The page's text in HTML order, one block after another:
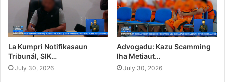
La Kumpri Notifikasaun
Tribunál, SIK…
July 30, 2026
Advogadu: Kazu Scamming
Iha Metiaut…
July 30, 2026